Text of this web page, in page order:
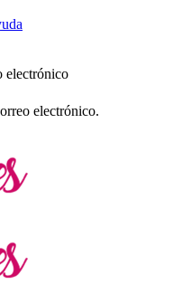
electrónico
electrónico.